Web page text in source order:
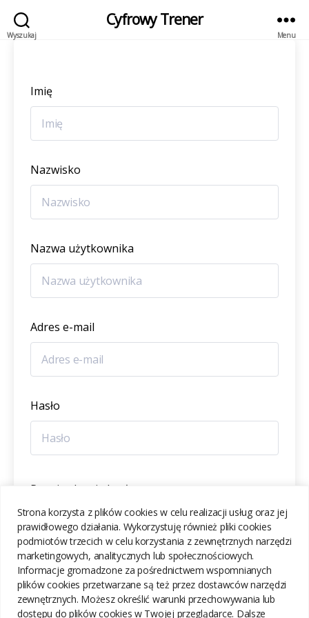
Strona korzysta z plików cookies w celu realizacji usług oraz jej
prawidłowego działania. Wykorzystuję również pliki cookies
podmiotów trzecich w celu korzystania z zewnętrznych narzędzi
marketingowych, analitycznych lub społecznościowych.
Informacje gromadzone za pośrednictwem wspomnianych
plików cookies przetwarzane są też przez dostawców narzędzi
zewnętrznych. Możesz określić warunki przechowywania lub
dostępu do plików cookies w Twojej przeglądarce. Dalsze
Wyszukaj
Cyfrowy Trener
Menu
Imię
Nazwisko
Nazwa użytkownika
Adres e-mail
Hasło
Potwierdzenie hasła
ZAREJESTRUJ SIĘ